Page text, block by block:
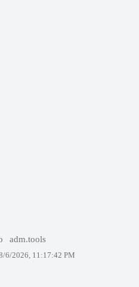
adm.tools
6/2026, 11:17:42 PM